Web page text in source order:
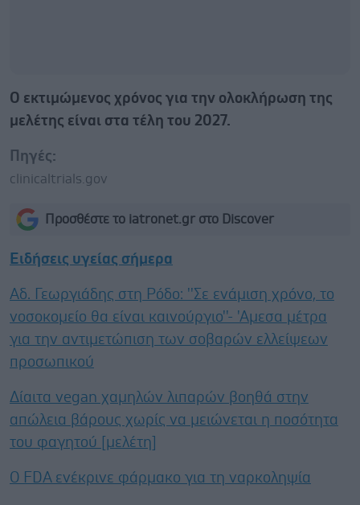
Ο εκτιμώμενος χρόνος για την ολοκλήρωση της
μελέτης είναι στα τέλη του 2027.
Πηγές:
clinicaltrials.gov
Προσθέστε το iatronet.gr στο Discover
Ειδήσεις υγείας σήμερα
Αδ. Γεωργιάδης στη Ρόδο: ''Σε ενάμιση χρόνο, το
νοσοκομείο θα είναι καινούργιο''- 'Αμεσα μέτρα
για την αντιμετώπιση των σοβαρών ελλείψεων
προσωπικού
Δίαιτα vegan χαμηλών λιπαρών βοηθά στην
απώλεια βάρους χωρίς να μειώνεται η ποσότητα
του φαγητού [μελέτη]
Ο FDA ενέκρινε φάρμακο για τη ναρκοληψία